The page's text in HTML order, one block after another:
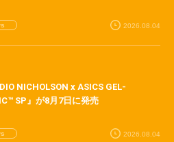
2026.08.04
NICHOLSON x ASICS GEL-
SP』が8月7日に発売
2026.08.04